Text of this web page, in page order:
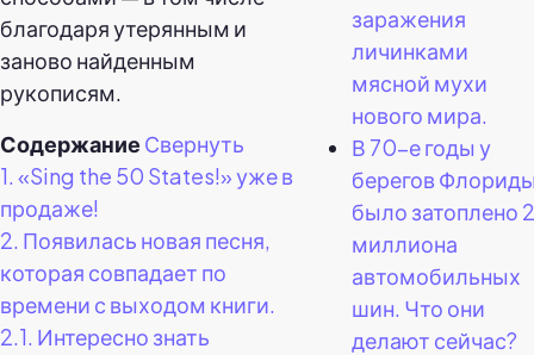
благодаря утерянным и
заново найденным
рукописям.
Содержание Свернуть
1. «Sing the 50 States!» уже в
продаже!
2. Появилась новая песня,
которая совпадает по
времени с выходом книги.
2.1. Интересно знать
заражения
личинками
мясной мухи
нового мира.
В 70-е годы у
берегов
было затоплено 2
миллиона
автомобильных
шин. Что они
делают сейчас?